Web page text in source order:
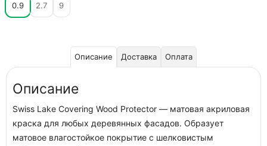
0.9
2.7 9
Описание Доставка Оплата
Описание
Swiss Lake Covering Wood Protector — матовая акриловая
краска для любых деревянных фасадов. Образует
матовое влагостойкое покрытие с шелковистым